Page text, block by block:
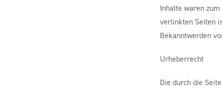
Inhalte waren
verlinkten Seiten
Bekanntwerden
Urheberrecht
Die durch die